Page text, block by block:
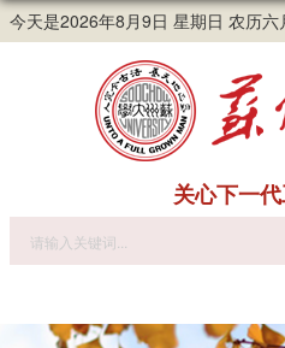
今天是2026年8月9日 星期日 农历六
关心下一